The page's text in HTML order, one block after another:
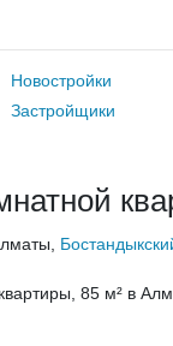
Новостройки
Застройщики